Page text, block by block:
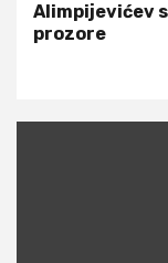
Alimpijevićev
prozore